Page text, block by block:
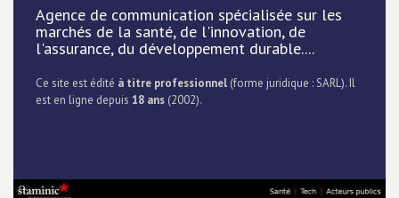
Agence de communication spécialisée sur les
marchés de la santé, de l'innovation, de
l'assurance, du développement durable....
Ce site est édité à titre professionnel (forme juridique : SARL). Il
est en ligne depuis 18 ans (2002).